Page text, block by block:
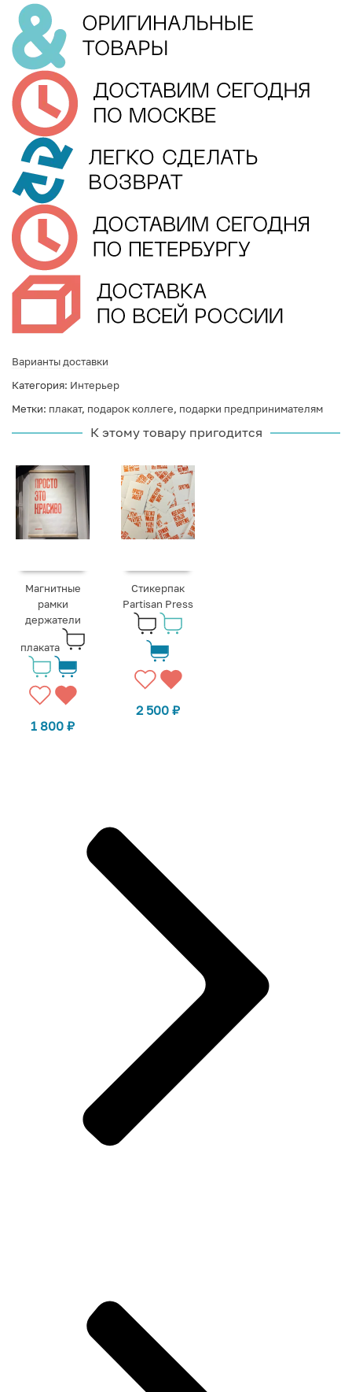
Варианты доставки
Категория: Интерьер
Метки: плакат, подарок коллеге, подарки предпринимателям
К этому товару пригодится
Магнитные
рамки
держатели
плаката
1 800₽
Стикерпак
Partisan Press
2 500₽